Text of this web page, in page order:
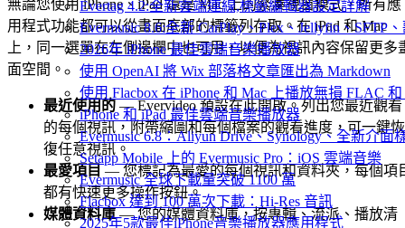
Evertag 4.2:全新雲端連線,標籤編輯器設定詳解
Evermusic 8.6:全新 CarPlay、Plex、Jellyfin、SFTP
2026年 iPhone 最佳雲端音樂播放器
使用 OpenAI 將 Wix 部落格文章匯出為 Markdown
使用 Flacbox 在 iPhone 和 Mac 上播放無損 FLAC
iPhone 和 iPad 最佳雲端音樂播放器
Evermusic 6.8：Aliyun Drive、Synology、全新介面
Setapp Mobile 上的 Evermusic Pro：iOS 雲端音樂
Evermusic 全球下載量突破 1100 萬
Flacbox 達到 100 萬次下載：Hi-Res 音訊
2025年5款最佳iPhone音樂播放器應用程式
無論您使用 iPhone、iPad 還是 Mac 上的緊湊視窗模式，所有應
用程式功能都可以從畫面底部的標籤列存取。在 iPad 和 Mac
上，同一選單在左側邊欄中也可用，以便為視訊內容保留更多
面空間。
最近使用的 — Evervideo 預設在此開啟。列出您最近觀看
的每個視訊，附帶縮圖和每個檔案的觀看進度，可一鍵恢
復任意視訊。
最愛項目 — 您標記為最愛的每個視訊和資料夾，每個項
都有快速更多操作按鈕。
媒體資料庫— 您的媒體資料庫，按專輯、流派、播放清